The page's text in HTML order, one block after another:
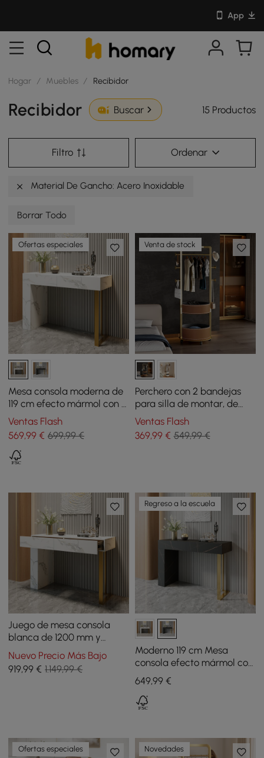
App
Hogar / Muebles / Recibidor
Recibidor Buscar 15 Productos
Filtro Ordenar
Material De Gancho: Acero Inoxidable
Borrar Todo
Ofertas especiales
Mesa consola moderna de
119 cm efecto mármol con 2
cajones y patas doradas
Ventas Flash
569,99 € 699,99 €
Venta de stock
Perchero con 2 bandejas
para silla de montar, de
piel, tipo árbol
Ventas Flash
369,99€ 549,99 €
Juego de mesa consola
blanca de 1200 mm y
banco de entrada de
madera con patas de
metal tapizadas en forma
Nuevo Precio Más Bajo
919,99 € 1.149,99 €
Regreso a la escuela
Moderno 119 cm Mesa
consola efecto mármol con
2 cajones y patas doradas
649,99€
Ofertas especiales Novedades